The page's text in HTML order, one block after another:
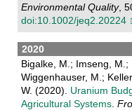
Environmental Quality,
doi:10.1002/jeq2.20224
2020
Bigalke, M.; Imseng,
Wiggenhauser, M.;
W. (2020). Uranium
Agricultural Systems.